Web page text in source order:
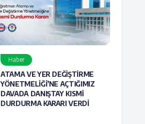
Haber
ATAMA VE YER DEĞİŞTİRME
YÖNETMELİĞİ’NE AÇTIĞIMIZ
DAVADA DANIŞTAY KISMİ
DURDURMA KARARI VERDİ